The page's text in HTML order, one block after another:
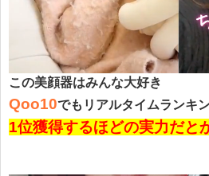
この美顔器はみんな大好き
Qoo10でもリアルタイムランキ
1位獲得するほどの実力だと